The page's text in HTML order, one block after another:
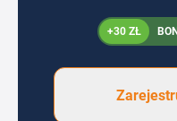
+30 ZŁ